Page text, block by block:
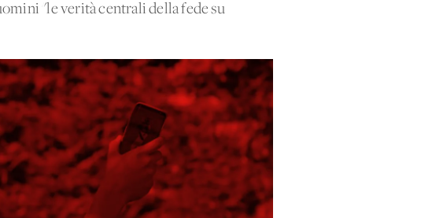
"le verità centrali della fede su